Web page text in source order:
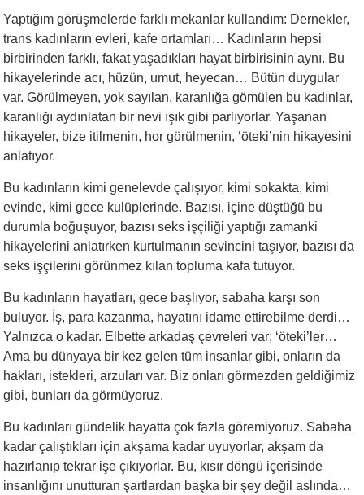
Yaptığım görüşmelerde farklı mekanlar kullandım: Dernekler,
trans kadınların evleri, kafe ortamları… Kadınların hepsi
birbirinden farklı, fakat yaşadıkları hayat birbirisinin aynı. Bu
hikayelerinde acı, hüzün, umut, heyecan… Bütün duygular
var. Görülmeyen, yok sayılan, karanlığa gömülen bu kadınlar,
karanlığı aydınlatan bir nevi ışık gibi parlıyorlar. Yaşanan
hikayeler, bize itilmenin, hor görülmenin, ‘öteki’nin hikayesini
anlatıyor.
Bu kadınların kimi genelevde çalışıyor, kimi sokakta, kimi
evinde, kimi gece kulüplerinde. Bazısı, içine düştüğü bu
durumla boğuşuyor, bazısı seks işçiliği yaptığı zamanki
hikayelerini anlatırken kurtulmanın sevincini taşıyor, bazısı da
seks işçilerini görünmez kılan topluma kafa tutuyor.
Bu kadınların hayatları, gece başlıyor, sabaha karşı son
buluyor. İş, para kazanma, hayatını idame ettirebilme derdi…
Yalnızca o kadar. Elbette arkadaş çevreleri var; ‘öteki’ler…
Ama bu dünyaya bir kez gelen tüm insanlar gibi, onların da
hakları, istekleri, arzuları var. Biz onları görmezden geldiğimiz
gibi, bunları da görmüyoruz.
Bu kadınları gündelik hayatta çok fazla göremiyoruz. Sabaha
kadar çalıştıkları için akşama kadar uyuyorlar, akşam da
hazırlanıp tekrar işe çıkıyorlar. Bu, kısır döngü içerisinde
insanlığını unutturan şartlardan başka bir şey değil aslında…